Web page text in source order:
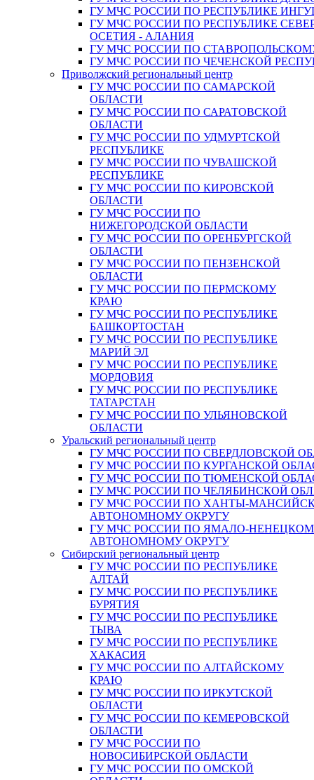
ГУ МЧС РОССИИ ПО РЕСПУБЛИКЕ
ГУ МЧС РОССИИ ПО РЕСПУБЛИКЕ
ОСЕТИЯ - АЛАНИЯ
ГУ МЧС РОССИИ ПО
ГУ МЧС РОССИИ ПО ЧЕЧЕНСКОЙ
Приволжский региональный центр
ГУ МЧС РОССИИ ПО САМАРСКОЙ
ОБЛАСТИ
ГУ МЧС РОССИИ ПО САРАТОВСКОЙ
ОБЛАСТИ
ГУ МЧС РОССИИ ПО УДМУРТСКОЙ
РЕСПУБЛИКЕ
ГУ МЧС РОССИИ ПО ЧУВАШСКОЙ
РЕСПУБЛИКЕ
ГУ МЧС РОССИИ ПО КИРОВСКОЙ
ОБЛАСТИ
ГУ МЧС РОССИИ ПО
НИЖЕГОРОДСКОЙ ОБЛАСТИ
ГУ МЧС РОССИИ ПО ОРЕНБУРГСКОЙ
ОБЛАСТИ
ГУ МЧС РОССИИ ПО ПЕНЗЕНСКОЙ
ОБЛАСТИ
ГУ МЧС РОССИИ ПО ПЕРМСКОМУ
КРАЮ
ГУ МЧС РОССИИ ПО РЕСПУБЛИКЕ
БАШКОРТОСТАН
ГУ МЧС РОССИИ ПО РЕСПУБЛИКЕ
МАРИЙ ЭЛ
ГУ МЧС РОССИИ ПО РЕСПУБЛИКЕ
МОРДОВИЯ
ГУ МЧС РОССИИ ПО РЕСПУБЛИКЕ
ТАТАРСТАН
ГУ МЧС РОССИИ ПО УЛЬЯНОВСКОЙ
ОБЛАСТИ
Уральский региональный центр
ГУ МЧС РОССИИ ПО СВЕРДЛОВСКОЙ
ГУ МЧС РОССИИ ПО КУРГАНСКОЙ
ГУ МЧС РОССИИ ПО ТЮМЕНСКОЙ
ГУ МЧС РОССИИ ПО ЧЕЛЯБИНСКОЙ
ГУ МЧС РОССИИ ПО ХАНТЫ-
АВТОНОМНОМУ ОКРУГУ
ГУ МЧС РОССИИ ПО ЯМАЛО-
АВТОНОМНОМУ ОКРУГУ
Сибирский региональный центр
ГУ МЧС РОССИИ ПО РЕСПУБЛИКЕ
АЛТАЙ
ГУ МЧС РОССИИ ПО РЕСПУБЛИКЕ
БУРЯТИЯ
ГУ МЧС РОССИИ ПО РЕСПУБЛИКЕ
ТЫВА
ГУ МЧС РОССИИ ПО РЕСПУБЛИКЕ
ХАКАСИЯ
ГУ МЧС РОССИИ ПО АЛТАЙСКОМУ
КРАЮ
ГУ МЧС РОССИИ ПО ИРКУТСКОЙ
ОБЛАСТИ
ГУ МЧС РОССИИ ПО КЕМЕРОВСКОЙ
ОБЛАСТИ
ГУ МЧС РОССИИ ПО
НОВОСИБИРСКОЙ ОБЛАСТИ
ГУ МЧС РОССИИ ПО ОМСКОЙ